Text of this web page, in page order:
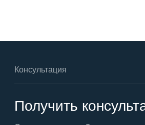
Консультация
Получить